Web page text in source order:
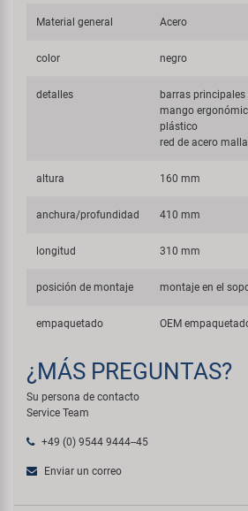
Material general Acero
color negro
detalles
barras
mango
plástico
red de acero
altura 160 mm
anchura/profundidad 410 mm
longitud 310 mm
posición de montaje montaje en el
empaquetado OEM
¿MÁS PREGUNTAS?
Su persona de contacto
Service Team
+49 (0) 9544 9444--45
Enviar un correo